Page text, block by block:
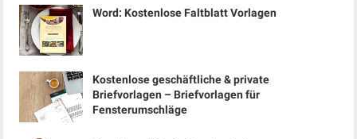
Word: Kostenlose Faltblatt Vorlagen
Kostenlose geschäftliche & private
Briefvorlagen – Briefvorlagen für
Fensterumschläge